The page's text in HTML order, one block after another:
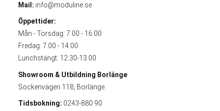
Mail: info@moduline.se
Öppettider:
Mån - Torsdag: 7.00 - 16.00
Fredag: 7.00 - 14.00
Lunchstängt: 12.30-13.00
Showroom & Utbildning Borlänge
Sockenvägen 118, Borlänge
Tidsbokning: 0243-880 90